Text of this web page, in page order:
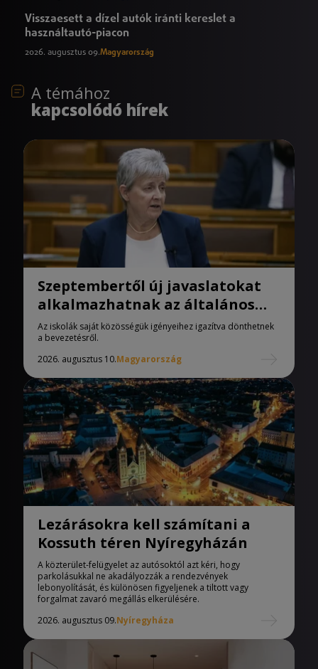
Visszaesett a dízel autók iránti kereslet a
használtautó-piacon
2026. augusztus 09.Magyarország
A témához
kapcsolódó hírek
Szeptembertől új javaslatokat
alkalmazhatnak az általános
iskolák
Az iskolák saját közösségük igényeihez igazítva dönthetnek
a bevezetésről.
2026. augusztus 10.Magyarország
Lezárásokra kell számítani a
Kossuth téren Nyíregyházán
A közterület-felügyelet az autósoktól azt kéri, hogy
parkolásukkal ne akadályozzák a rendezvények
lebonyolítását, és különösen figyeljenek a tiltott vagy
forgalmat zavaró megállás elkerülésére.
2026. augusztus 09.Nyíregyháza